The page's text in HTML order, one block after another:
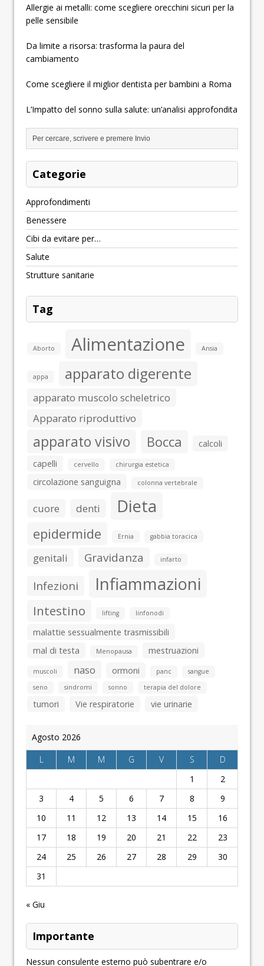
Allergie ai metalli: come scegliere orecchini sicuri per la
pelle sensibile
Da limite a risorsa: trasforma la paura del
cambiamento
Come scegliere il miglior dentista per bambini a Roma
L’Impatto del sonno sulla salute: un’analisi approfondita
Categorie
Approfondimenti
Benessere
Cibi da evitare per…
Salute
Strutture sanitarie
Tag
Aborto Alimentazione Ansia
appa apparato digerente
apparato muscolo scheletrico
Apparato riproduttivo
apparato visivo Bocca
calcoli
capelli
cervello chirurgia estetica
circolazione sanguigna colonna vertebrale
cuore denti Dieta
epidermide Ernia gabbia toracica
genitali Gravidanza infarto
Infezioni Infiammazioni
Intestino lifting linfonodi
malattie sessualmente trasmissibili
mal di testa
Menopausa mestruazioni
muscoli naso ormoni panc
sangue
seno
sindromi sonno terapia del dolore
tumori Vie respiratorie vie urinarie
Agosto 2026
L
M M G V S
D
1
2
3
4 5 6 7 8
9
10
11 12 13 14 15
16
17
18 19 20 21 22
23
24
25 26 27 28 29
30
31
« Giu
Importante
Nessun consulente esterno può subentrare e/o